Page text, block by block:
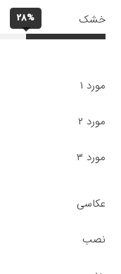
خشک 28%
مورد ۱
مورد ۲
مورد ۳
عکاسی
نصب